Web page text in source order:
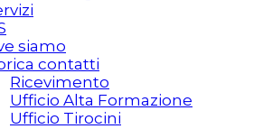
siamo
contatti
Ricevimento
Ufficio Alta Formazione
Ufficio Tirocini